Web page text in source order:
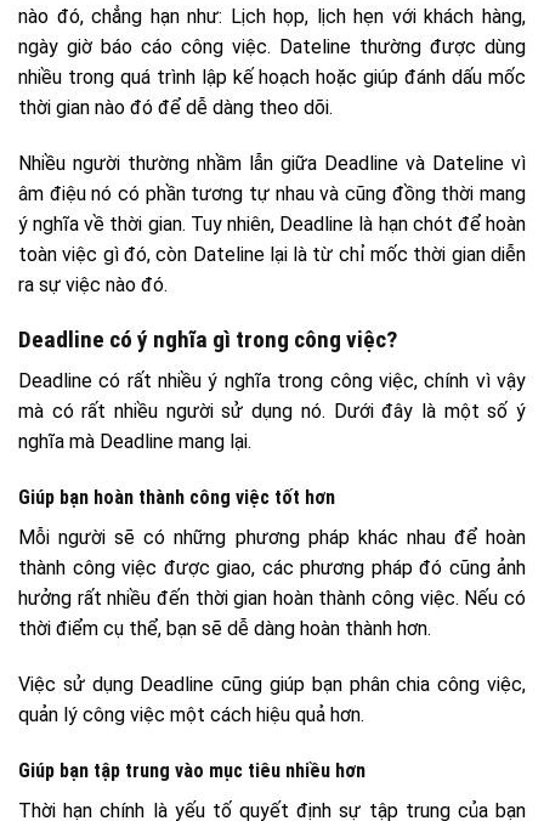
nào đó, chẳng hạn như: Lịch họp, lịch hẹn với khách hàng,
ngày giờ báo cáo công việc. Dateline thường được dùng
nhiều trong quá trình lập kế hoạch hoặc giúp đánh dấu mốc
thời gian nào đó để dễ dàng theo dõi.
Nhiều người thường nhầm lẫn giữa Deadline và Dateline vì
âm điệu nó có phần tương tự nhau và cũng đồng thời mang
ý nghĩa về thời gian. Tuy nhiên, Deadline là hạn chót để hoàn
toàn việc gì đó, còn Dateline lại là từ chỉ mốc thời gian diễn
ra sự việc nào đó.
Deadline có ý nghĩa gì trong công việc?
Deadline có rất nhiều ý nghĩa trong công việc, chính vì vậy
mà có rất nhiều người sử dụng nó. Dưới đây là một số ý
nghĩa mà ​​Deadline mang lại.
Giúp bạn hoàn thành công việc tốt hơn
Mỗi người sẽ có những phương pháp khác nhau để hoàn
thành công việc được giao, các phương pháp đó cũng ảnh
hưởng rất nhiều đến thời gian hoàn thành công việc. Nếu có
thời điểm cụ thể, bạn sẽ dễ dàng hoàn thành hơn.
Việc sử dụng Deadline cũng giúp bạn phân chia công việc,
quản lý công việc một cách hiệu quả hơn.
Giúp bạn tập trung vào mục tiêu nhiều hơn
Thời hạn chính là yếu tố quyết định sự tập trung của bạn